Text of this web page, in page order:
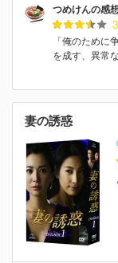
つめけんの感
「俺のために
を成す、異常
妻の誘惑